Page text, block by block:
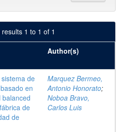
1 to 1 of 1
Author(s)
de
en
de
de
Marquez Bermeo,
Antonio Honorato;
Noboa Bravo,
Carlos Luis